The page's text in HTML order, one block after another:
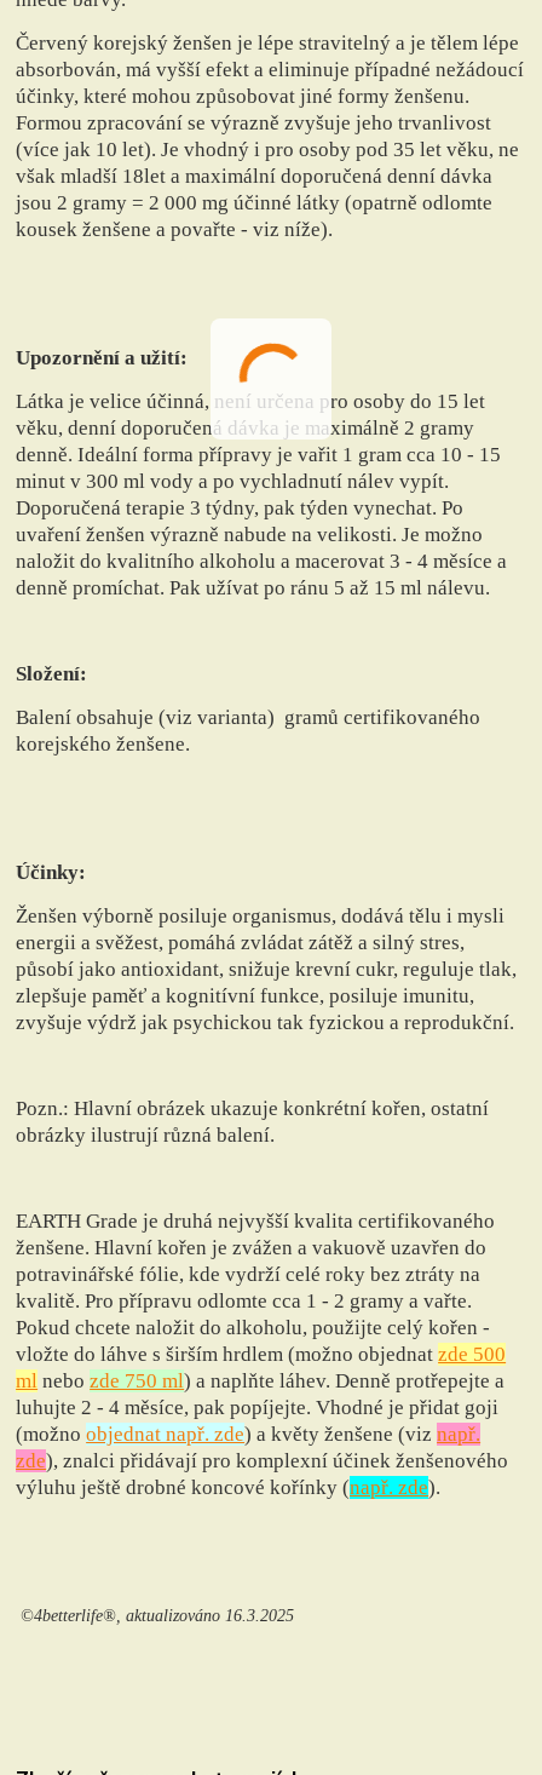
Červený korejský ženšen je lépe stravitelný a je tělem lépe
absorbován, má vyšší efekt a eliminuje případné nežádoucí
účinky, které mohou způsobovat jiné formy ženšenu.
Formou zpracování se výrazně zvyšuje jeho trvanlivost
(více jak 10 let). Je vhodný i pro osoby pod 35 let věku, ne
však mladší 18let a maximální doporučená denní dávka
jsou 2 gramy = 2 000 mg účinné látky (opatrně odlomte
kousek ženšene a povařte - viz níže).
Upozornění a užití:
Látka je velice účinná, není určena pro osoby do 15 let
věku, denní doporučená dávka je maximálně 2 gramy
denně. Ideální forma přípravy je vařit 1 gram cca 10 - 15
minut v 300 ml vody a po vychladnutí nálev vypít.
Doporučená terapie 3 týdny, pak týden vynechat. Po
uvaření ženšen výrazně nabude na velikosti. Je možno
naložit do kvalitního alkoholu a macerovat 3 - 4 měsíce a
denně promíchat. Pak užívat po ránu 5 až 15 ml nálevu.
Složení:
Balení obsahuje (viz varianta) gramů certifikovaného
korejského ženšene.
Účinky:
Ženšen výborně posiluje organismus, dodává tělu i mysli
energii a svěžest, pomáhá zvládat zátěž a silný stres,
působí jako antioxidant, snižuje krevní cukr, reguluje tlak,
zlepšuje paměť a kognitívní funkce, posiluje imunitu,
zvyšuje výdrž jak psychickou tak fyzickou a reprodukční.
Pozn.: Hlavní obrázek ukazuje konkrétní kořen, ostatní
obrázky ilustrují různá balení.
EARTH Grade je druhá nejvyšší kvalita certifikovaného
ženšene. Hlavní kořen je zvážen a vakuově uzavřen do
potravinářské fólie, kde vydrží celé roky bez ztráty na
kvalitě. Pro přípravu odlomte cca 1 - 2 gramy a vařte.
Pokud chcete naložit do alkoholu, použijte celý kořen -
vložte do láhve s širším hrdlem (možno objednatzde 500
ml nebozde 750 ml) a naplňte láhev. Denně protřepejte a
luhujte 2 - 4 měsíce, pak popíjejte. Vhodné je přidat goji
(možnoobjednat např. zde) a květy ženšene (viznapř.
zde), znalci přidávají pro komplexní účinek ženšenového
výluhu ještě drobné koncové kořínky (např. zde).
©4betterlife®, aktualizováno 16.3.2025